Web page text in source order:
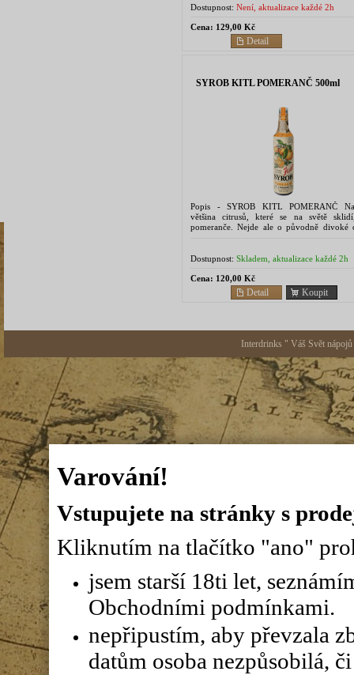
chemické látky z...
Dostupnost: Není, aktualizace každé 2h
Cena: 129,00 Kč
Detail
SYROB KITL POMERANČ 500ml
Popis - SYROB KITL POMERANČ
většina citrusů, které se na světě
pomeranče. Nejde ale o původně divoké
Dostupnost: Skladem, aktualizace každé 2h
Cena: 120,00 Kč
Koupit
Detail
Interdrinks " Váš Svět
Varování!
Vstupujete na stránky s
Kliknutím na tlačítko "ano"
jsem starší 18ti let,
Obchodními podmínkami.
nepřipustím, aby převzala
datům osoba nezpůsobilá,